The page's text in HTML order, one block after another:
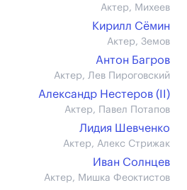
Актер, Михеев
Кирилл Сёмин
Актер, Земов
Антон Багров
Актер, Лев Пироговский
Александр Нестеров (II)
Актер, Павел Потапов
Лидия Шевченко
Актер, Алекс Стрижак
Иван Солнцев
Актер, Мишка Феоктистов